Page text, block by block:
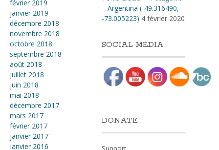
février 2019
janvier 2019
décembre 2018
novembre 2018
octobre 2018
septembre 2018
août 2018
juillet 2018
juin 2018
mai 2018
décembre 2017
mars 2017
février 2017
janvier 2017
janvier 2016
– Argentina (-49.316490,
-73.005223) 4 février 2020
SOCIAL MEDIA
DONATE